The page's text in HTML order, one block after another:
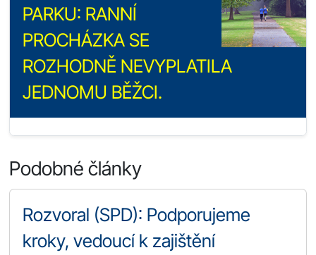
PARKU: RANNÍ
PROCHÁZKA SE
ROZHODNĚ NEVYPLATILA
JEDNOMU BĚŽCI.
Podobné články
Rozvoral (SPD): Podporujeme
kroky, vedoucí k zajištění